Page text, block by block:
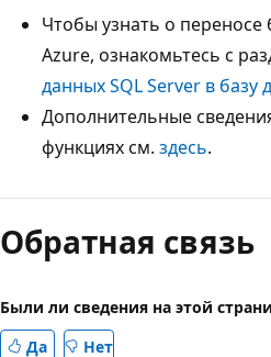
Чтобы узнать о переносе
Azure, ознакомьтесь с
данных SQL Server в базу
Дополнительные
функциях см. здесь.
Обратная связь
Были ли сведения на этой
Да
Нет